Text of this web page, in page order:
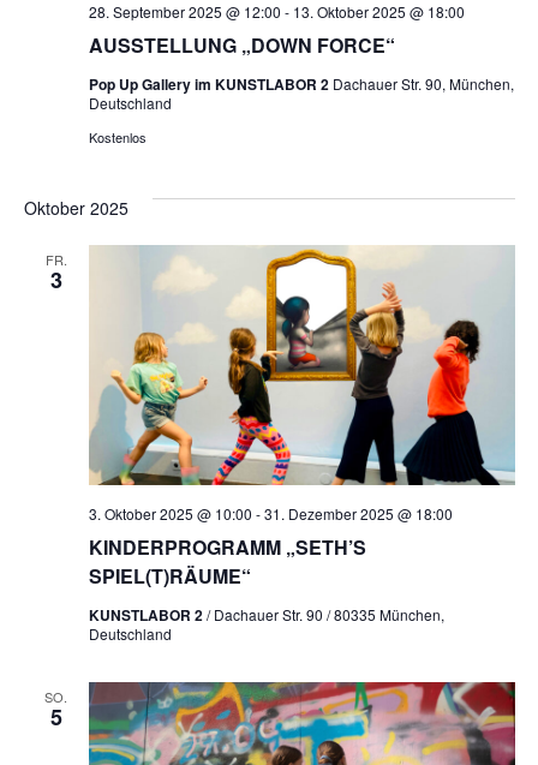
AUSSTELLUNG „DOWN FORCE“
28. September 2025 @ 12:00 - 13. Oktober 2025 @ 18:00
Pop Up Gallery im KUNSTLABOR 2 Dachauer Str. 90, München,
Deutschland
Kostenlos
Oktober 2025
FR.
3
KINDERPROGRAMM „SETH’S
SPIEL(T)RÄUME“
3. Oktober 2025 @ 10:00 -31. Dezember 2025 @ 18:00
KUNSTLABOR 2/ Dachauer Str. 90 / 80335 München,
Deutschland
SO.
5